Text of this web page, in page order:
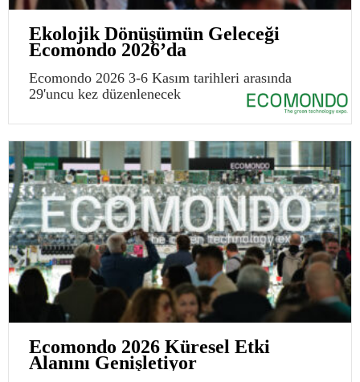
Ekolojik Dönüşümün Geleceği
Ecomondo 2026’da
Ecomondo 2026 3-6 Kasım tarihleri arasında
29'uncu kez düzenlenecek
Ecomondo 2026 Küresel Etki
Alanını Genişletiyor